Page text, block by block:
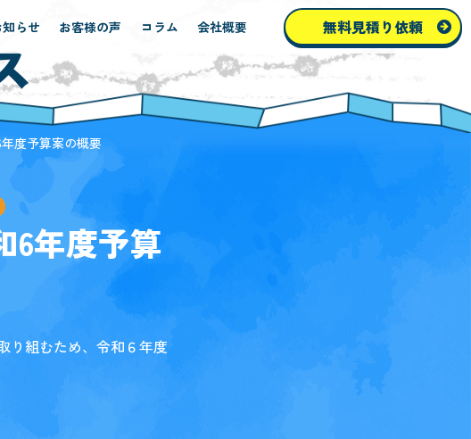
知らせ お客様の声 コラム 会社概要 無料見積り依頼
度予算案の概要
6年度予算
り組むため、令和６年度